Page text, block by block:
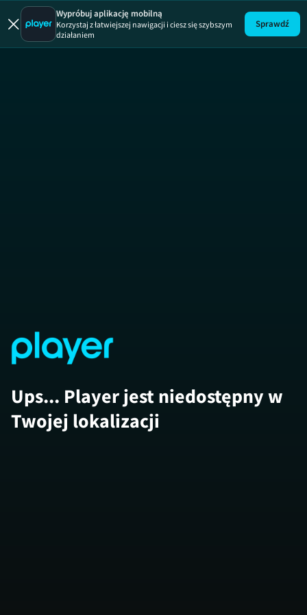
Wypróbuj aplikację mobilną
Korzystaj z łatwiejszej nawigacji i ciesz się szybszym
działaniem
Sprawdź
Ups... Player jest niedostępny w
Twojej lokalizacji